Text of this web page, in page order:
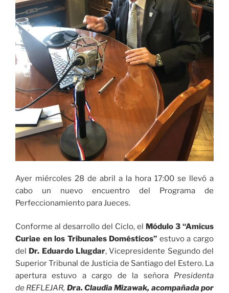
Ayer miércoles 28 de abril a la hora 17:00 se llevó a
cabo un nuevo encuentro del Programa de
Perfeccionamiento para Jueces.
Conforme al desarrollo del Ciclo, el
Módulo 3 “Amicus
Curiae en los Tribunales Domésticos” estuvo a cargo
del
Dr. Eduardo Llugdar, Vicepresidente Segundo del
Superior Tribunal de Justicia de Santiago del Estero. La
apertura estuvo a cargo de la señora Presidenta
de REFLEJAR, Dra. Claudia Mizawak, acompañada por